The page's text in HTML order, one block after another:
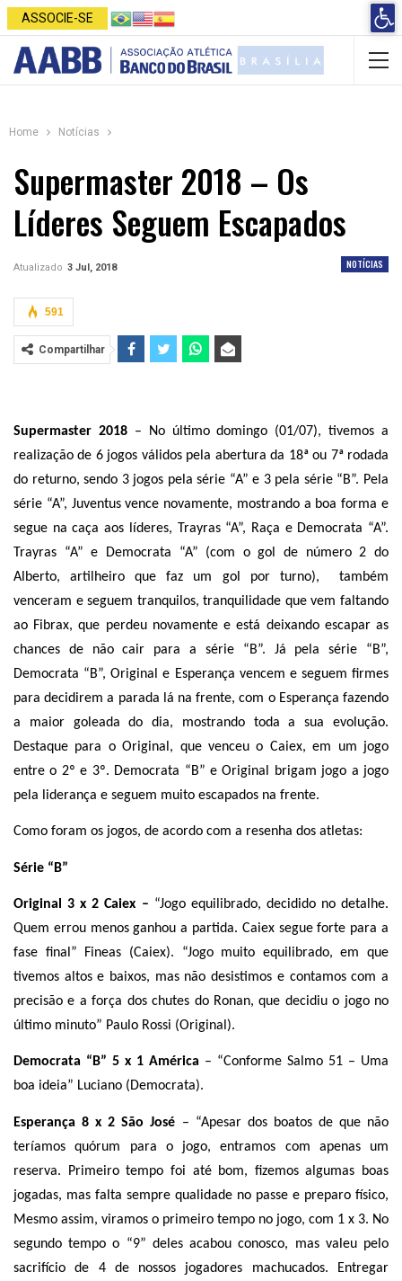
ASSOCIE-SE
Home Notícias
Supermaster 2018 – Os
Líderes Seguem Escapados
NOTÍCIAS
Atualizado 3 Jul, 2018
591
Compartilhar
Supermaster 2018– No último domingo (01/07), tivemos a
realização de 6 jogos válidos pela abertura da 18ª ou 7ª rodada
do returno, sendo 3 jogos pela série “A” e 3 pela série “B”. Pela
série “A”, Juventus vence novamente, mostrando a boa forma e
segue na caça aos líderes, Trayras “A”, Raça e Democrata “A”.
Trayras “A” e Democrata “A” (com o gol de número 2 do
Alberto, artilheiro que faz um gol por turno),
também
venceram e seguem tranquilos, tranquilidade que vem faltando
ao Fibrax, que perdeu novamente e está deixando escapar as
chances de não cair para a série “B”. Já pela série “B”,
Democrata “B”, Original e Esperança vencem e seguem firmes
para decidirem a parada lá na frente, com o Esperança fazendo
a maior goleada do dia, mostrando toda a sua evolução.
Destaque para o Original, que venceu o Caiex, em um jogo
entre o 2º e 3º. Democrata “B” e Original brigam jogo a jogo
pela liderança e seguem muito escapados na frente.
Como foram os jogos, de acordo com a resenha dos atletas:
Série “B”
Original 3 x 2 Caiex – “Jogo equilibrado, decidido no detalhe.
Quem errou menos ganhou a partida. Caiex segue forte para a
fase final” Fineas (Caiex). “Jogo muito equilibrado, em que
tivemos altos e baixos, mas não desistimos e contamos com a
precisão e a força dos chutes do Ronan, que decidiu o jogo no
último minuto” Paulo Rossi (Original).
Democrata “B” 5 x 1 América – “Conforme Salmo 51 – Uma
boa ideia” Luciano (Democrata).
Esperança 8 x 2 São José – “Apesar dos boatos de que não
teríamos quórum para o jogo, entramos com apenas um
reserva. Primeiro tempo foi até bom, fizemos algumas boas
jogadas, mas falta sempre qualidade no passe e preparo físico,
Mesmo assim, viramos o primeiro tempo no jogo, com 1 x 3. No
segundo tempo o “9” deles acabou conosco, mas valeu pelo
sacrifício de 4 de nossos jogadores machucados. Entregar